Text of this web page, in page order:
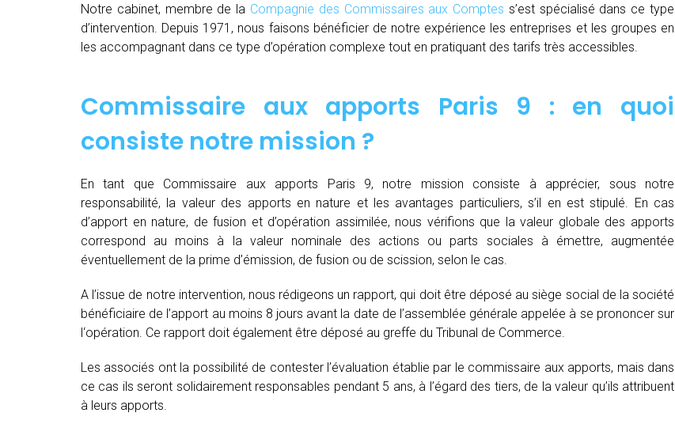
Notre cabinet, membre de la Compagnie des Commissaires aux Comptes s’est spécialisé dans ce type
d’intervention. Depuis 1971, nous faisons bénéficier de notre expérience les entreprises et les groupes en
les accompagnant dans ce type d’opération complexe tout en pratiquant des tarifs très accessibles.
Commissaire aux apports Paris 9 : en quoi
consiste notre mission ?
En tant que Commissaire aux apports Paris 9, notre mission consiste à apprécier, sous notre
responsabilité, la valeur des apports en nature et les avantages particuliers, s’il en est stipulé. En cas
d’apport en nature, de fusion et d’opération assimilée, nous vérifions que la valeur globale des apports
correspond au moins à la valeur nominale des actions ou parts sociales à émettre, augmentée
éventuellement de la prime d’émission, de fusion ou de scission, selon le cas.
A l’issue de notre intervention, nous rédigeons un rapport, qui doit être déposé au siège social de la société
bénéficiaire de l’apport au moins 8 jours avant la date de l’assemblée générale appelée à se prononcer sur
l‘opération. Ce rapport doit également être déposé au greffe du Tribunal de Commerce.
Les associés ont la possibilité de contester l’évaluation établie par le commissaire aux apports, mais dans
ce cas ils seront solidairement responsables pendant 5 ans, à l’égard des tiers, de la valeur qu’ils attribuent
à leurs apports.